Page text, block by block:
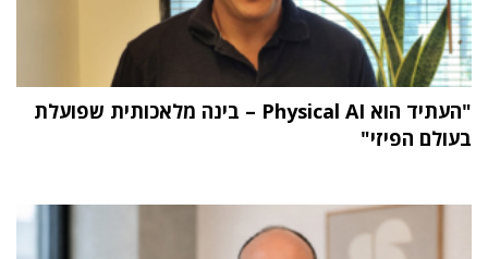
"העתיד הוא Physical AI – בינה מלאכותית שפועלת
בעולם הפיזי"